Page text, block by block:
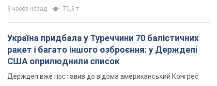
9 часов назад 70,3 т.
Україна придбала у Туреччини 70 балістичних
ракет і багато іншого озброєння: у Держдепі
США оприлюднили список
Держдеп вже поставив до відома американський Конгрес